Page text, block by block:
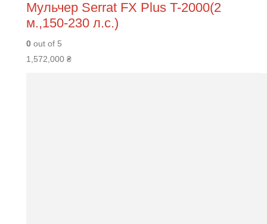
Мульчер Serrat FХ Plus T-2000(2
м.,150-230 л.с.)
0 out of 5
1,572,000 ₴